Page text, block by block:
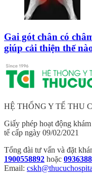
Gai gót chân có
giúp cải thiện thế
HỆ THỐNG Y TẾ THU
Giấy phép hoạt động
tế cấp ngày 09/02/2021
Tổng đài tư vấn và đặt
1900558892 hoặc
Email: